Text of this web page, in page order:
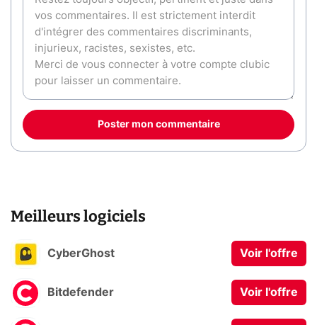
Poster mon commentaire
Meilleurs logiciels
CyberGhost Voir l'offre
Bitdefender Voir l'offre